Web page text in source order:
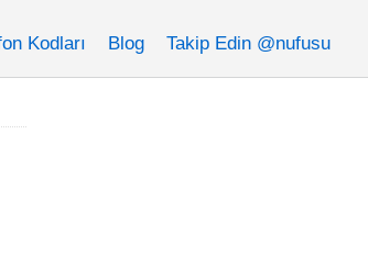
Kodları Blog Takip Edin @nufusu